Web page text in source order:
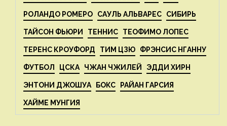
РОЛАНДО РОМЕРО САУЛЬ АЛЬВАРЕС СИБИРЬ
ТАЙСОН ФЬЮРИ ТЕННИС ТЕОФИМО ЛОПЕС
ТЕРЕНС КРОУФОРД ТИМ ЦЗЮ ФРЭНСИС НГАННУ
ФУТБОЛ ЦСКА ЧЖАН ЧЖИЛЕЙ ЭДДИ ХИРН
ЭНТОНИ ДЖОШУА БОКС РАЙАН ГАРСИЯ
ХАЙМЕ МУНГИЯ